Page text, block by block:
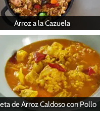
Arroz a la Cazuela
de Arroz Caldoso con Pollo